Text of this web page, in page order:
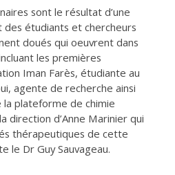
sont le résultat d’une
étudiants et chercheurs
doués qui oeuvrent dans
les premières
Iman Farès, étudiante au
agente de recherche ainsi
la plateforme de chimie
direction d’Anne Marinier qui
thérapeutiques de cette
le Dr Guy Sauvageau.